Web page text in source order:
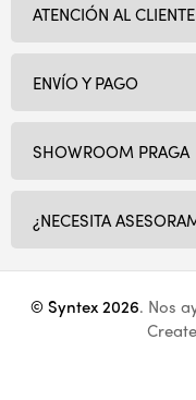
SHOWROOM PRAGA
¿NECESITA
ATENCIÓN AL CLIENTE
ENVÍO Y PAGO
© Syntex 2026. Nos